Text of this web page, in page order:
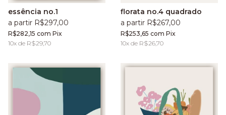
essência no.1
a partir R$297,00
R$282,15 com Pix
10x de R$29,70
florata no.4 quadrado
a partir R$267,00
R$253,65 com Pix
10x de R$26,70